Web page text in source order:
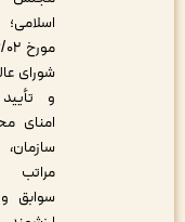
اسلامی؛ مصوبه
مورخ ۱۳۸۱/۰۶/۰۲
شورای عالی اداری
و تأیید هیئت
امنای محترم آن
سازمان، نظر به
مراتب تعهد،
سوابق و تجارب